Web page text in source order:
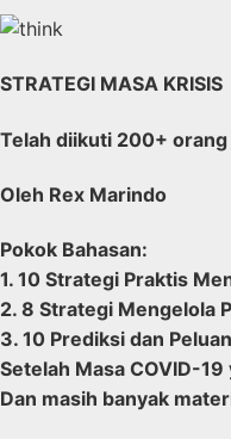
STRATEGI MASA KRISIS
Telah diikuti 200+ orang
Oleh Rex Marindo
Pokok Bahasan:
1. 10 Strategi Praktis
2. 8 Strategi Mengelola
3. 10 Prediksi dan
Setelah Masa COVID-
Dan masih banyak